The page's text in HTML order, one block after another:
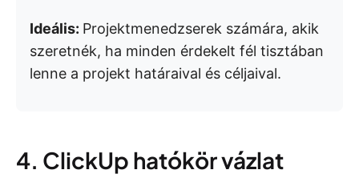
Ideális: Projektmenedzserek számára, akik
szeretnék, ha minden érdekelt fél tisztában
lenne a projekt határaival és céljaival.
4. ClickUp hatókör vázlat